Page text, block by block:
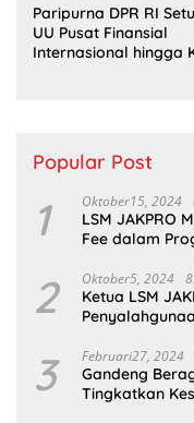
Paripurna DPR RI
UU Pusat Finansial
Internasional hingga
Popular Post
1 Oktober15, 2024
LSM JAKPRO
Fee dalam
2 Oktober5, 2024
Ketua LSM
3 Februari27, 2024
Gandeng
Tingkatkan